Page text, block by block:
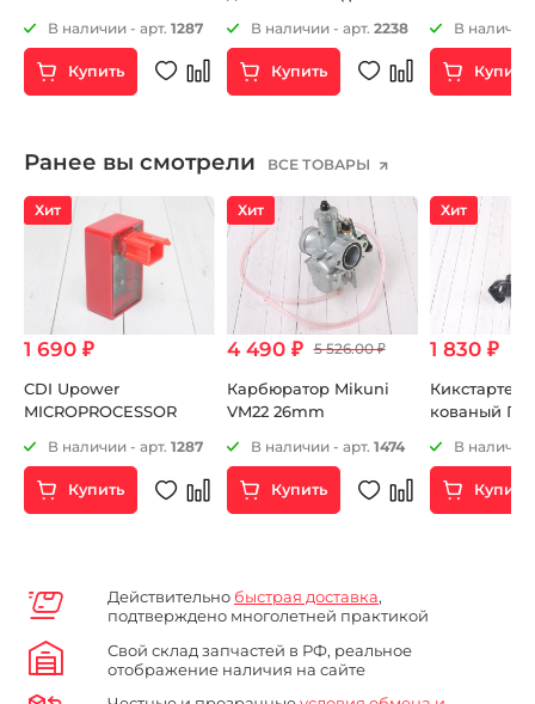
В наличии - арт. 1287
Купить
двигатель)
В наличии - арт. 2238
Купить
ZS172FMM-7
В наличии
Купить
Ранее вы смотрели ВСЕ ТОВАРЫ
Хит
1 690 ₽
CDI Upower
MICROPROCESSOR
В наличии - арт. 1287
Купить
Хит
4 490 ₽ 5 526.00 ₽
Карбюратор Mikuni
VM22 26mm
В наличии - арт. 1474
Купить
Хит
1 830 ₽
Кикстартер
кованый
В наличии
Купить
Действительно быстрая доставка,
подтверждено многолетней практикой
Свой склад запчастей в РФ, реальное
отображение наличия на сайте